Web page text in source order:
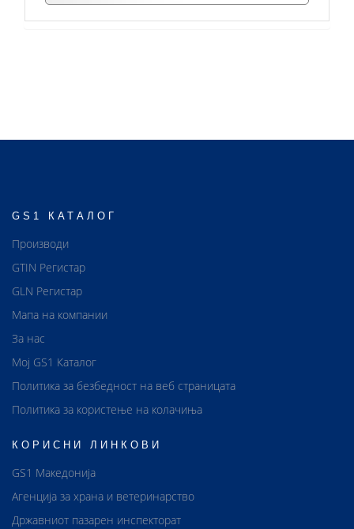
GS1 КАТАЛОГ
Производи
GTIN Регистар
GLN Регистар
Мапа на компании
За нас
Мој GS1 Каталог
Политика за безбедност на веб страницата
Политика за користење на колачиња
КОРИСНИ ЛИНКОВИ
GS1 Македонија
Агенција за храна и ветеринарство
Државниот пазарен инспекторат